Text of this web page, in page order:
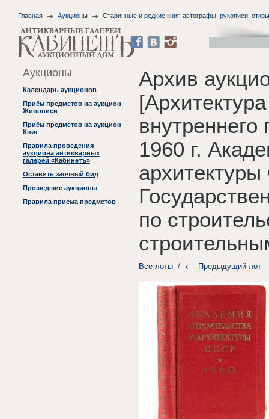
Главная Аукционы Старинные и редкие книг, автографы, рукописи,
Аукционы
Календарь аукционов
Приём предметов на аукцион
Живописи
Приём предметов на аукцион
Книг
Правила проведения
аукциона антикварных
галерей «Кабинетъ»
Оставить заочный бид
Прошедшие аукционы
Правила приема предметов
Архив
1960 г.
по
Все лоты/ Предыдущий лот